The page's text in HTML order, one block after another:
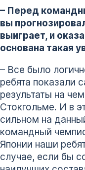
– Перед
вы
выиграет, и
основана такая
– Все было
ребята показали
результаты на
Стокгольме. И в
сильном на
командный
Японии наши
случае, если бы